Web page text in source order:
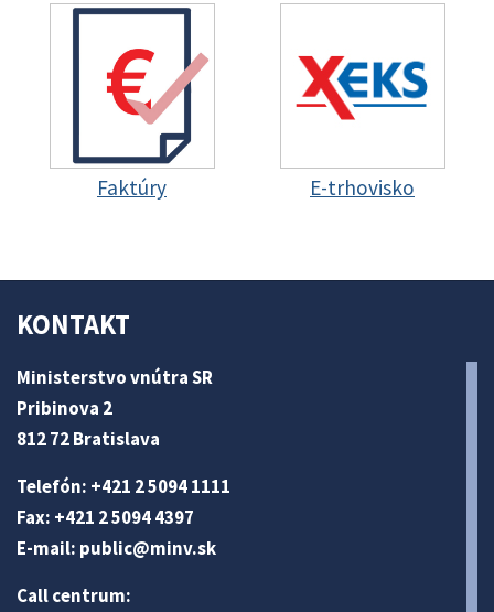
Faktúry E-trhovisko
KONTAKT
Ministerstvo vnútra SR
Pribinova 2
812 72 Bratislava
Telefón: +421 2 5094 1111
Fax: +421 2 5094 4397
E-mail: public@minv.sk
Call centrum: